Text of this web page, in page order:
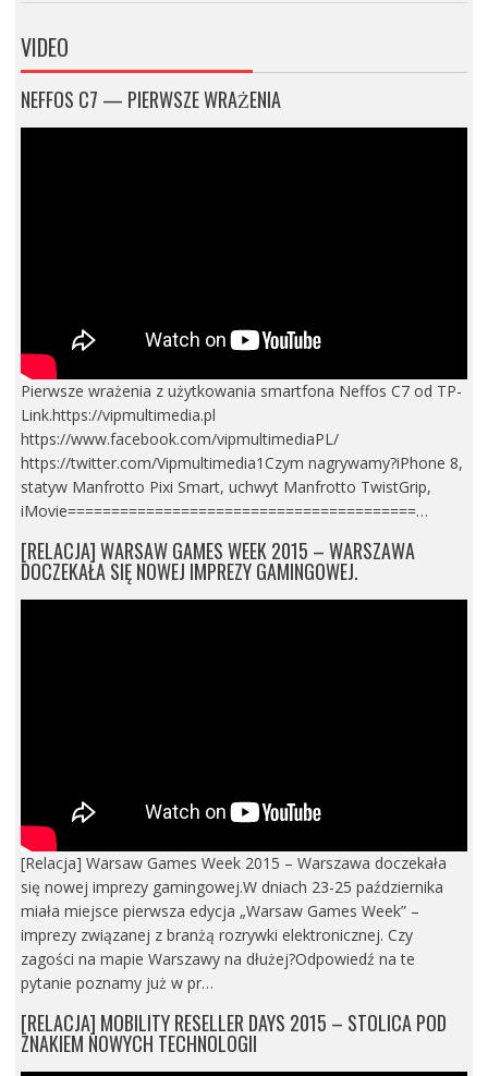
VIDEO
NEFFOS C7 — PIERWSZE WRAŻENIA
Pierwsze wrażenia z użytkowania smartfona Neffos C7 od TP-
Link.https://vipmultimedia.pl
https://www.facebook.com/vipmultimediaPL/
https://twitter.com/Vipmultimedia1Czym nagrywamy?iPhone 8,
statyw Manfrotto Pixi Smart, uchwyt Manfrotto TwistGrip,
iMovie========================================…
[RELACJA] WARSAW GAMES WEEK 2015 – WARSZAWA
DOCZEKAŁA SIĘ NOWEJ IMPREZY GAMINGOWEJ.
[Relacja] Warsaw Games Week 2015 – Warszawa doczekała
się nowej imprezy gamingowej.W dniach 23-25 października
miała miejsce pierwsza edycja „Warsaw Games Week” –
imprezy związanej z branżą rozrywki elektronicznej. Czy
zagości na mapie Warszawy na dłużej?Odpowiedź na te
pytanie poznamy już w pr…
[RELACJA] MOBILITY RESELLER DAYS 2015 – STOLICA POD
ZNAKIEM NOWYCH TECHNOLOGII